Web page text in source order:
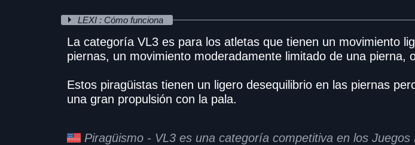
LEXI : Cómo funciona
La categoría VL3 es para los atletas que tienen un movimiento
piernas, un movimiento moderadamente limitado de una pierna,
Estos piragüistas tienen un ligero desequilibrio en las piernas
una gran propulsión con la pala.
Piragüismo - VL3 es una categoría competitiva en los